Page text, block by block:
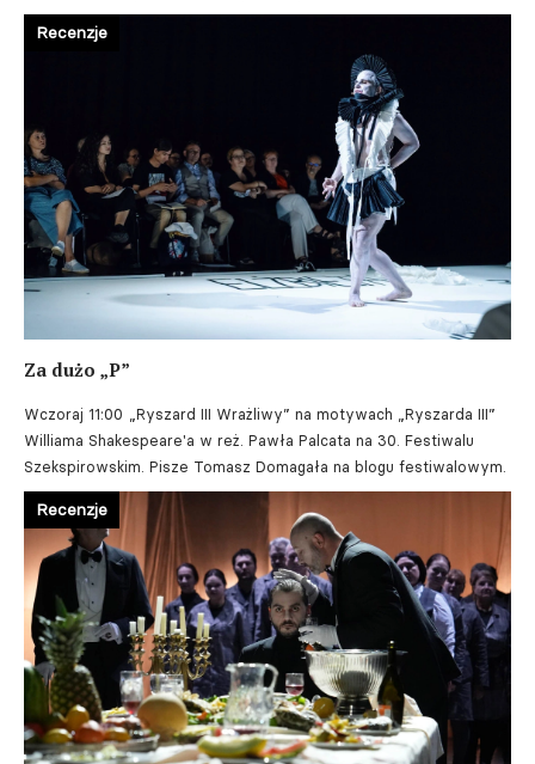
Za dużo „P”
Wczoraj 11:00
„Ryszard III Wrażliwy” na motywach „Ryszarda III”
Williama Shakespeare'a w reż. Pawła Palcata na 30. Festiwalu
Szekspirowskim. Pisze Tomasz Domagała na blogu festiwalowym.
Recenzje
Recenzje